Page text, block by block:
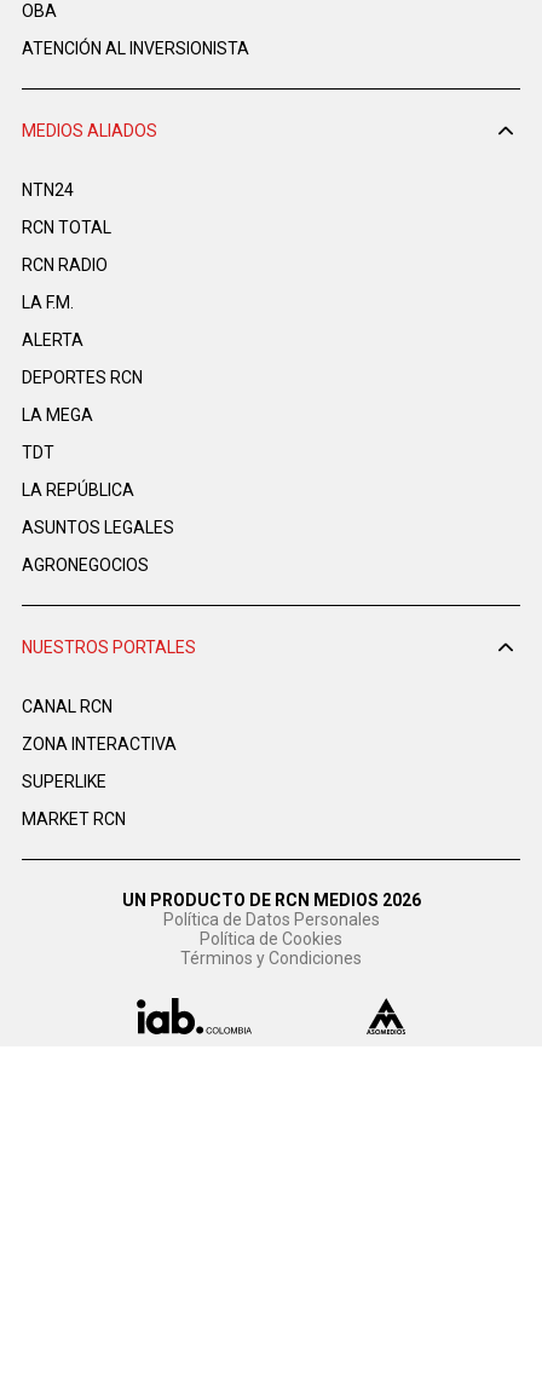
OBA
ATENCIÓN AL INVERSIONISTA
MEDIOS ALIADOS
NTN24
RCN TOTAL
RCN RADIO
LA F.M.
ALERTA
DEPORTES RCN
LA MEGA
TDT
LA REPÚBLICA
ASUNTOS LEGALES
AGRONEGOCIOS
NUESTROS PORTALES
CANAL RCN
ZONA INTERACTIVA
SUPERLIKE
MARKET RCN
UN PRODUCTO DE RCN MEDIOS 2026
Política de Datos Personales
Política de Cookies
Términos y Condiciones